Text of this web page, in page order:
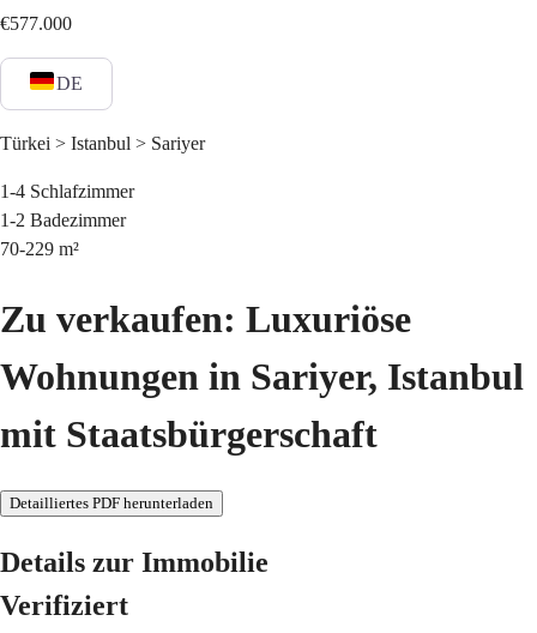
€577.000
DE
Türkei > Istanbul > Sariyer
1-4 Schlafzimmer
1-2 Badezimmer
70-229 m²
Zu verkaufen: Luxuriöse
Wohnungen in Sariyer, Istanbul
mit Staatsbürgerschaft
Detailliertes PDF herunterladen
Details zur Immobilie
Verifiziert